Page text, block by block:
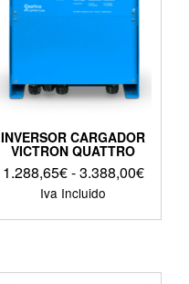
INVERSOR CARGADOR
VICTRON QUATTRO
1.288,65€-3.388,00€Rango
hasta
Iva Incluido
Este
múltiples